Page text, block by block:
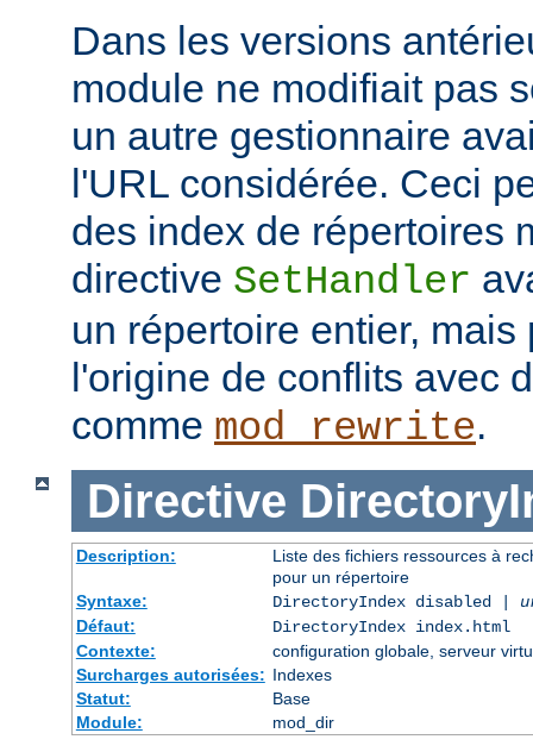
Dans les versions
module ne modifiait pas
un autre gestionnaire
l'URL considérée. Ceci
des index de répertoires
directive SetHandler
un répertoire entier,
l'origine de conflits avec
comme mod_rewrite.
Directive
Description:
Liste des fichiers ressources à
pour un répertoire
Syntaxe:
DirectoryIndex disabled |
Défaut:
DirectoryIndex index.html
Contexte:
configuration globale, serveur
Surcharges autorisées: Indexes
Statut:
Base
Module:
mod_dir